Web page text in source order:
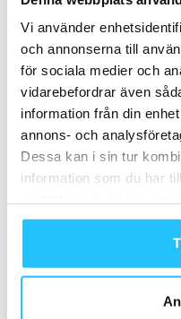
Vi använder
och annonserna till
för sociala medier och
vidarebefordrar även
information från din
annons- och
Dessa kan i sin tur
information som du har
TAGGAR marknadsföring